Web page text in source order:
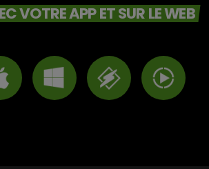
VOTRE APP ET SUR LE WEB